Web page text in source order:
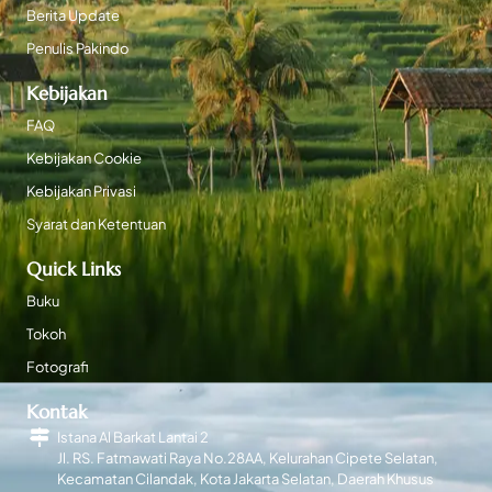
Berita Update
Penulis Pakindo
Kebijakan
FAQ
Kebijakan Cookie
Kebijakan Privasi
Syarat dan Ketentuan
Quick Links
Buku
Tokoh
Fotografi
Kontak
Istana Al Barkat Lantai 2
Jl. RS. Fatmawati Raya No.28AA, Kelurahan Cipete Selatan,
Kecamatan Cilandak, Kota Jakarta Selatan, Daerah Khusus